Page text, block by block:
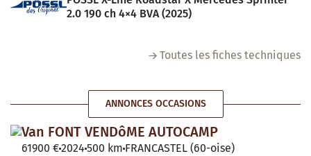
2.0 190 ch 4×4 BVA (2025)
Toutes les fiches techniques
ANNONCES OCCASIONS
Van FONT VENDôME AUTOCAMP
61900 €2024 500 km FRANCASTEL (60-oise)